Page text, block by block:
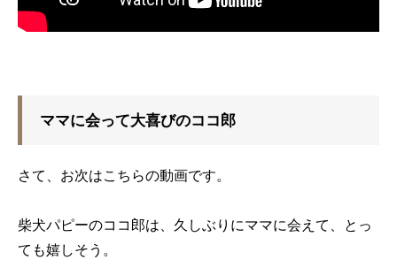
ママに会って大喜びのココ郎
さて、お次はこちらの動画です。
柴犬パピーのココ郎は、久しぶりにママに会えて、とっ
ても嬉しそう。